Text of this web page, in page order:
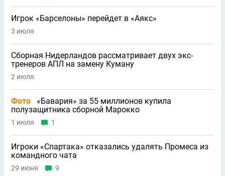
Игрок «Барселоны» перейдет в «Аякс»
3 июля
Сборная Нидерландов рассматривает двух экс-
тренеров АПЛ на замену Куману
2 июля
Фото
«Бавария» за 55 миллионов купила
полузащитника сборной Марокко
1 июля 1
Игроки «Спартака» отказались удалять Промеса из
командного чата
29 июня 9